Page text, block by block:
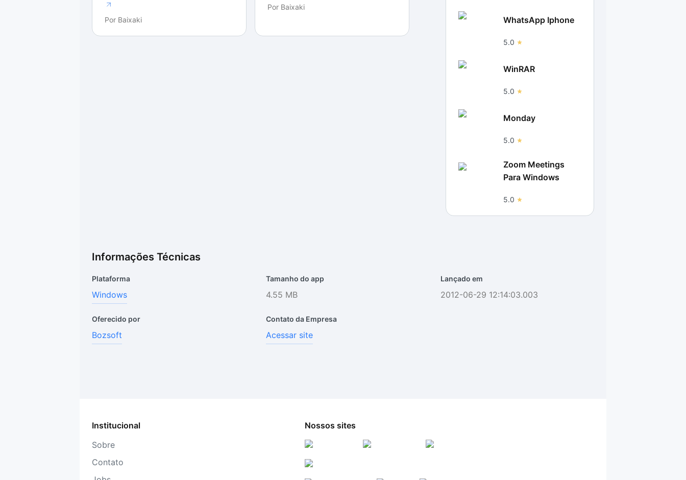
Por Baixaki
Por Baixaki
WhatsApp Iphone
5.0
WinRAR
5.0
Monday
5.0
Zoom Meetings
Para Windows
5.0
Informações Técnicas
Plataforma
Windows
Tamanho do app
4.55 MB
Lançado em
2012-06-29 12:14:03.003
Oferecido por
Bozsoft
Contato da Empresa
Acessar site
Institucional
Sobre
Contato
Nossos sites